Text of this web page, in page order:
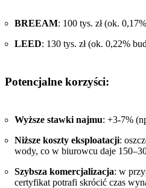
BREEAM: 100 tys. zł (ok.
LEED: 130 tys. zł (ok. 0,22%
Potencjalne korzyści:
Wyższe stawki najmu: +3-7%
Niższe koszty eksploatacji:
wody, co w biurowcu daje
Szybsza komercjalizacja: w
certyfikat potrafi skrócić czas